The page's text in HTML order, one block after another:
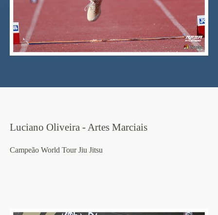
Luciano Oliveira - Artes Marciais
Campeão World Tour Jiu Jitsu